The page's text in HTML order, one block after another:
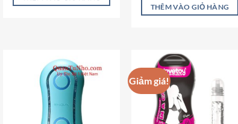
5 sao là:
595,000 ₫.
tại
là:
THÊM VÀO GIỎ HÀNG
Giảm giá!